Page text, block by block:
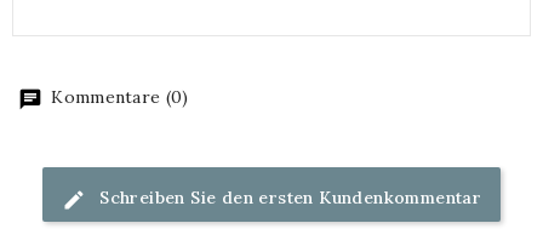
Kommentare (0)
Schreiben Sie den ersten Kundenkommentar